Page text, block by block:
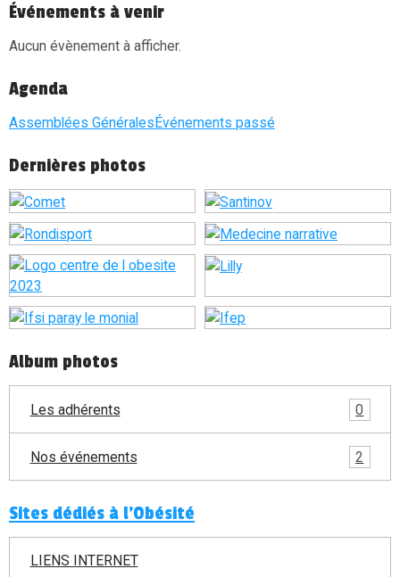
Événements à venir
Aucun évènement à afficher.
Agenda
Assemblées Générales Événements passé
Dernières photos
Album photos
Les adhérents 0
Nos événements 2
Sites dédiés à l'Obésité
LIENS INTERNET